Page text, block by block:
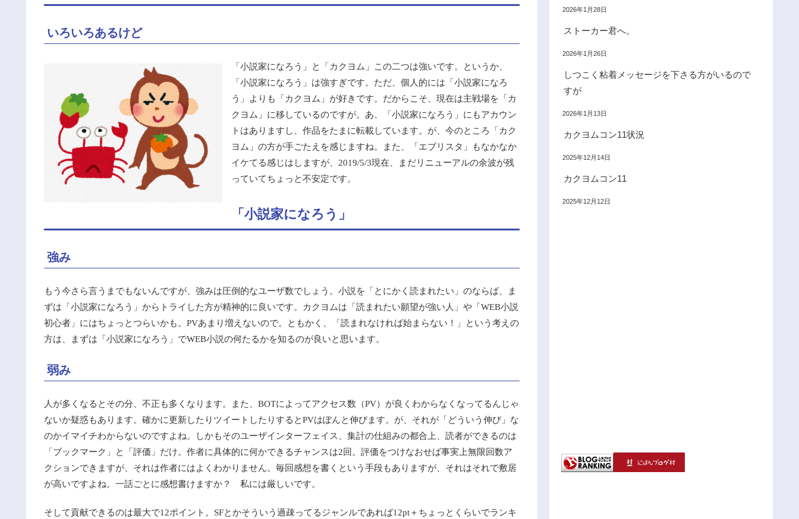
いろいろあるけど
「小説家になろう」と「カクヨム」この二つは強いです。というか、
「小説家になろう」は強すぎです。ただ、個人的には「小説家になろ
う」よりも「カクヨム」が好きです。だからこそ、現在は主戦場を「カ
クヨム」に移しているのですが。あ、「小説家になろう」にもアカウン
トはありますし、作品をたまに転載しています。が、今のところ「カク
ヨム」の方が手ごたえを感じますね。また、「エブリスタ」もなかなか
イケてる感じはしますが、2019/5/3現在、まだリニューアルの余波が残
っていてちょっと不安定です。
「小説家になろう」
強み
もう今さら言うまでもないんですが、強みは圧倒的なユーザ数でしょう。小説を「とにかく読まれたい」のならば、ま
ずは「小説家になろう」からトライした方が精神的に良いです。カクヨムは「読まれたい願望が強い人」や「WEB小説
初心者」にはちょっとつらいかも。PVあまり増えないので。ともかく、「読まれなければ始まらない！」という考えの
方は、まずは「小説家になろう」でWEB小説の何たるかを知るのが良いと思います。
弱み
人が多くなるとその分、不正も多くなります。また、BOTによってアクセス数（PV）が良くわからなくなってるんじゃ
ないか疑惑もあります。確かに更新したりツイートしたりするとPVはぽんと伸びます。が、それが「どういう伸び」な
のかイマイチわからないのですよね。しかもそのユーザインターフェイス、集計の仕組みの都合上、読者ができるのは
「ブックマーク」と「評価」だけ。作者に具体的に何かできるチャンスは2回。評価をつけなおせば事実上無限回数ア
クションできますが、それは作者にはよくわかりません。毎回感想を書くという手段もありますが、それはそれで敷居
が高いですよね。一話ごとに感想書けますか？ 私には厳しいです。
そして貢献できるのは最大で12ポイント。SFとかそういう過疎ってるジャンルであれば12pt＋ちょっとくらいでランキ
2026年1月28日
ストーカー君へ。
2026年1月26日
しつこく粘着メッセージを下さる方がいるので
すが
2026年1月13日
カクヨムコン11状況
2025年12月14日
カクヨムコン11
2025年12月12日